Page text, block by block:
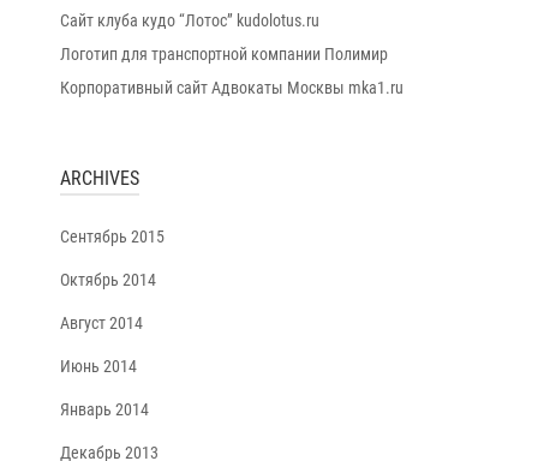
Сайт клуба кудо “Лотос” kudolotus.ru
Логотип для транспортной компании Полимир
Корпоративный сайт Адвокаты Москвы mka1.ru
ARCHIVES
Сентябрь 2015
Октябрь 2014
Август 2014
Июнь 2014
Январь 2014
Декабрь 2013